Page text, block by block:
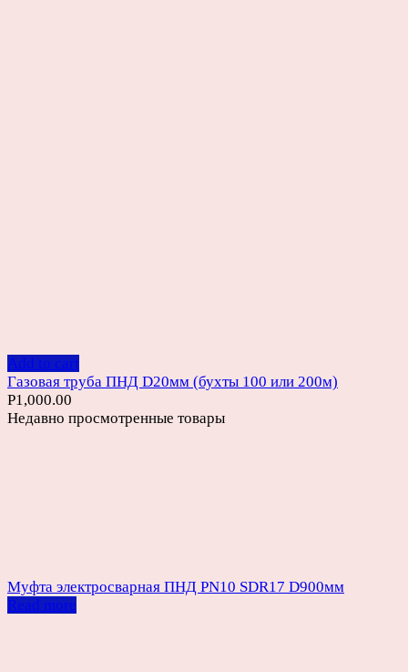
Add to cart
Газовая труба ПНД D20мм (бухты 100 или 200м)
Р1,000.00
Недавно просмотренные товары
Муфта электросварная ПНД PN10 SDR17 D900мм
Read more